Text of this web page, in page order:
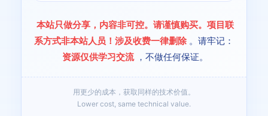
本站只做分享，内容非可控。请谨慎购买。项目联
系方式非本站人员！涉及收费一律删除 。请牢记：
资源仅供学习交流 ，不做任何保证。
用更少的成本，获取同样的技术价值。
Lower cost, same technical value.